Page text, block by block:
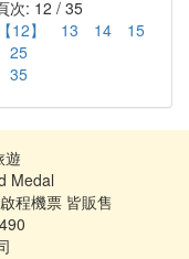
: 12 / 35
【12】 13 14
15
25
35
遊
Medal
程機票 皆販售